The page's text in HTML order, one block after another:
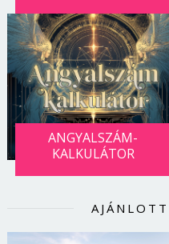
ANGYALSZÁM-
KALKULÁTOR